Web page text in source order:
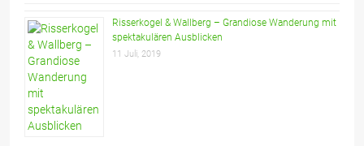
Risserkogel & Wallberg – Grandiose Wanderung mit
spektakulären Ausblicken
11 Juli, 2019